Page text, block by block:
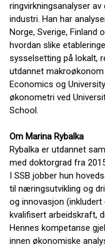
ringvirkningsanalyser
industri. Han har
Norge, Sverige, Finland
hvordan slike
sysselsetting på lokalt,
utdannet
Economics og
økonometri ved
School.
Om Marina Rybalka
Rybalka er utdannet
med doktorgrad fra
I SSB jobber hun
til næringsutvikling og
og innovasjon
kvalifisert arbeidskraft,
Hennes kompetanse
innen økonomiske